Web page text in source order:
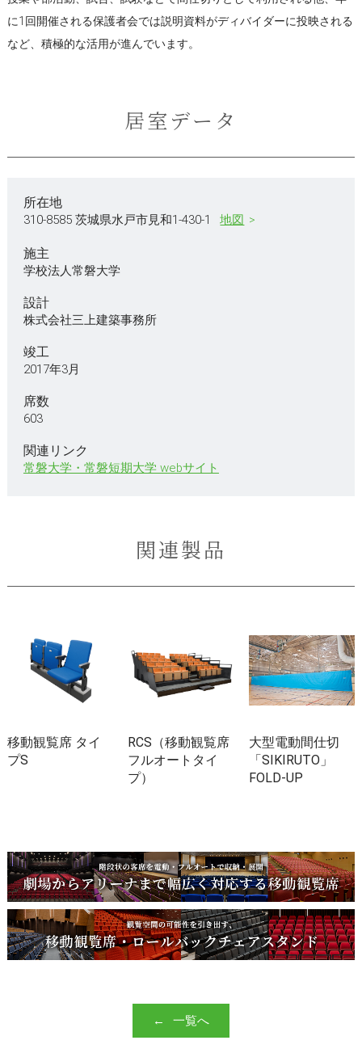
に1回開催される保護者会では説明資料がディバイダーに投映される
など、積極的な活用が進んでいます。
居室データ
所在地
310-8585 茨城県水戸市見和1-430-1 地図
施主
学校法人常磐大学
設計
株式会社三上建築事務所
竣工
2017年3月
席数
603
関連リンク
常磐大学・常磐短期大学 webサイト
関連製品
移動観覧席 タイ
プS
RCS（移動観覧席
フルオートタイ
プ）
大型電動間仕切
「SIKIRUTO」
FOLD-UP
一覧へ